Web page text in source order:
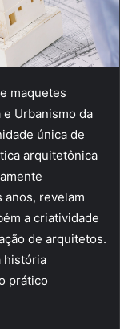
maquetes
Urbanismo da
única de
arquitetônica
anos, revelam
a criatividade
de arquitetos.
história
prático